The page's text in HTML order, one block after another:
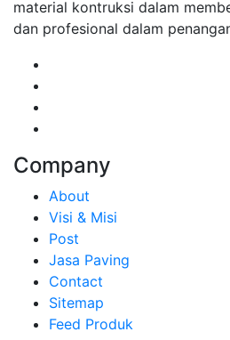
material kontruksi dalam
dan profesional dalam
Company
About
Visi & Misi
Post
Jasa Paving
Contact
Sitemap
Feed Produk